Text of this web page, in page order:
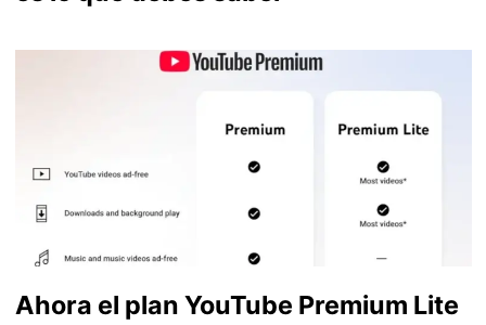
Ahora el plan YouTube Premium Lite